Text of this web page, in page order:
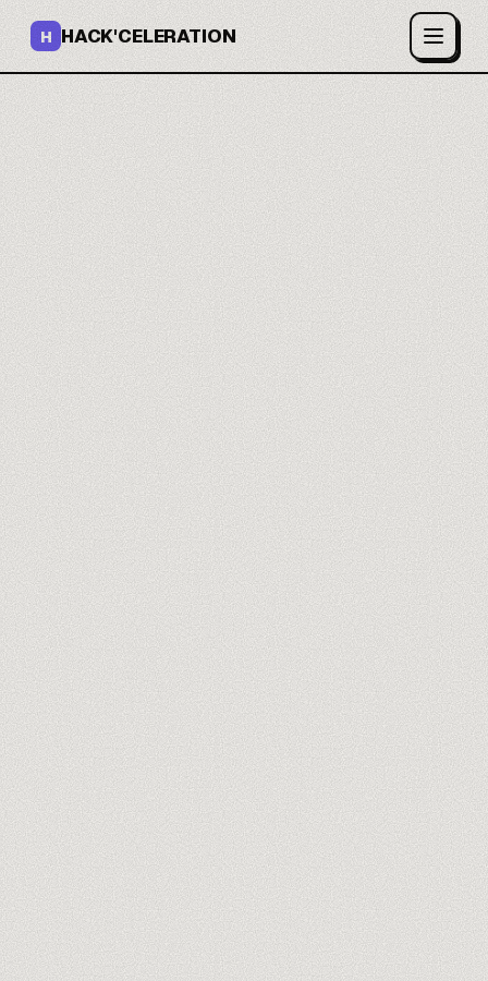
H HACK'CELERATION
Tu app full-stack sin
programar.
tu@empresa.com
Descubre a los formadores →
Sin spam, nunca. Cancela en un clic.